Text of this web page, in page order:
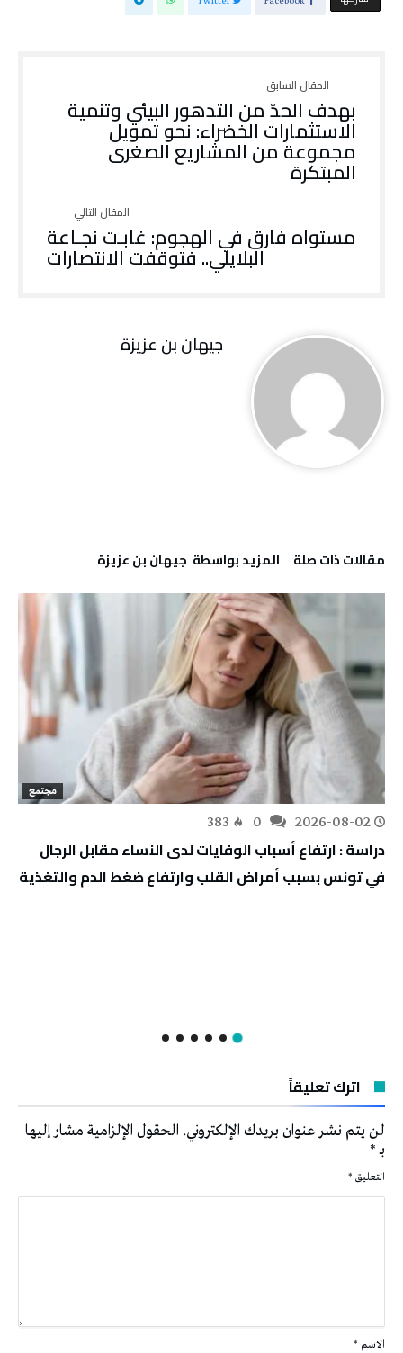
بهدف الحدّ من التدهور البيئي وتنمية
الاستثمارات الخضراء: نحو تمويل
مجموعة من المشاريع الصغرى
المبتكرة
مستواه فارق في الهجوم: غابـت نجـاعة
البلايلي.. فتوقفت الانتصارات
جيهان بن عزيزة
‫مقالات ذات صلة‬ ‫‫المزيد بواسطة‬ ‬ جيهان بن عزيزة
مجتمع
2026-08-02
383
دراسة : ارتفاع أسباب الوفايات لدى النساء مقابل الرجال
في تونس بسبب أمراض القلب وارتفاع ضغط الدم والتغذية
اترك تعليقاً
لن يتم نشر عنوان بريدك الإلكتروني. الحقول الإلزامية مشار إليها
بـ*
التعليق *
الاسم *